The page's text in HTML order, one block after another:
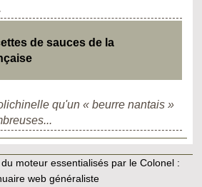
de sauces de la
qu'un « beurre nantais »
moteur essentialisés par le Colonel :
web généraliste